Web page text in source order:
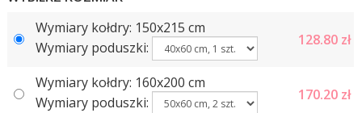
Wymiary kołdry: 150x215 cm
Wymiary poduszki:
128.80 zł
Wymiary kołdry: 160х200 cm
Wymiary poduszki:
170.20 zł